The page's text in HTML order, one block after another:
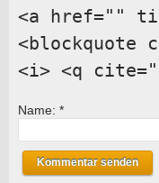
<a href=""
<blockquote
<i> <q
Name: *